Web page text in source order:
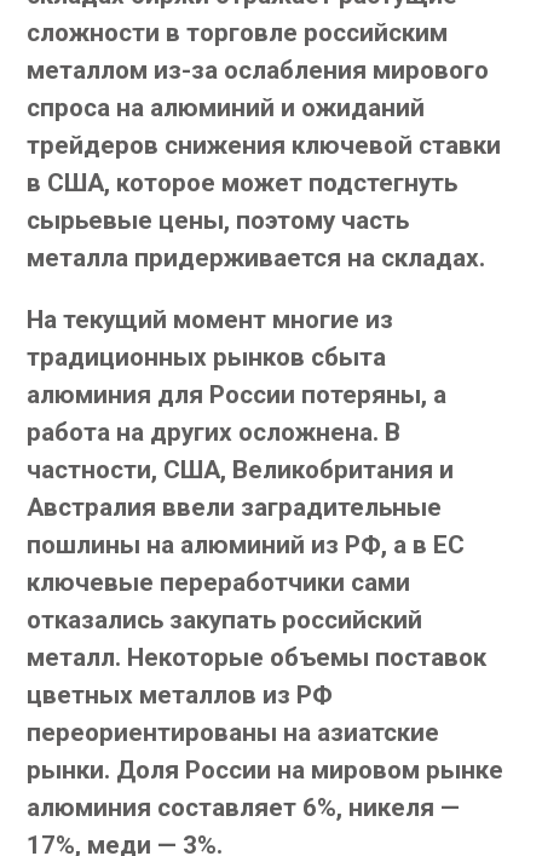
сложности в торговле российским
металлом из-за ослабления мирового
спроса на алюминий и ожиданий
трейдеров снижения ключевой ставки
в США, которое может подстегнуть
сырьевые цены, поэтому часть
металла придерживается на складах.
На текущий момент многие из
традиционных рынков сбыта
алюминия для России потеряны, а
работа на других осложнена. В
частности, США, Великобритания и
Австралия ввели заградительные
пошлины на алюминий из РФ, а в ЕС
ключевые переработчики сами
отказались закупать российский
металл. Некоторые объемы поставок
цветных металлов из РФ
переориентированы на азиатские
рынки. Доля России на мировом рынке
алюминия составляет 6%, никеля —
17%, меди — 3%.